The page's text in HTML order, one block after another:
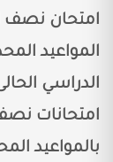
امتحان نصف
المواعيد
الدراسي
امتحانات
بالمواعيد